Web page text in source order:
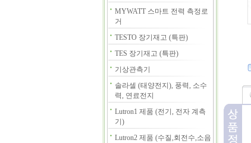
MYWATT 스마트 전력 측정로
거
TESTO 장기재고 (특판)
TES 장기재고 (특판)
기상관측기
솔라셀 (태양전지), 풍력, 소수
력, 연료전지
Lutron1 제품 (전기, 전자 계측
기)
Lutron2 제품 (수질,회전수,소음